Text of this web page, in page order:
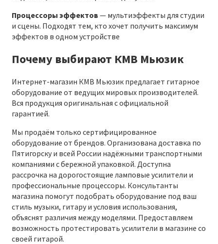
Процессоры эффектов — мультиэффекты для студии
и сцены. Подходят тем, кто хочет получить максимум
эффектов в одном устройстве
Почему выбирают КМВ Мьюзик
Интернет-магазин КМВ Мьюзик предлагает гитарное
оборудование от ведущих мировых производителей.
Вся продукция оригинальная с официальной
гарантией.
Мы продаём только сертифицированное
оборудование от брендов. Организована доставка по
Пятигорску и всей России надёжными транспортными
компаниями с бережной упаковкой. Доступна
рассрочка на дорогостоящие ламповые усилители и
профессиональные процессоры. Консультанты
магазина помогут подобрать оборудование под ваш
стиль музыки, гитару и условия использования,
объяснят различия между моделями. Предоставляем
возможность протестировать усилители в магазине со
своей гитарой.